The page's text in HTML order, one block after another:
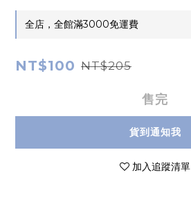
全店，全館滿3000免運費
NT$100 NT$205
售完
貨到通知我
加入追蹤清單